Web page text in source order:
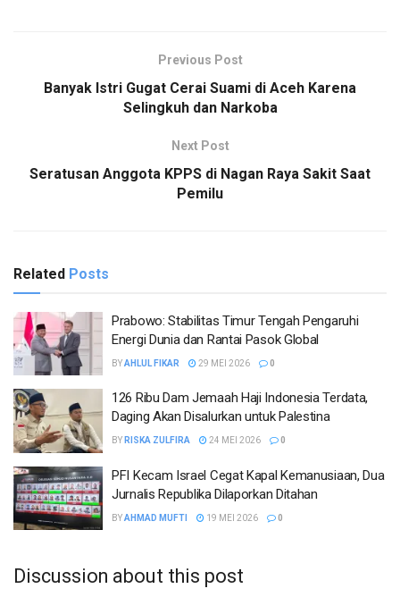
Previous Post
Banyak Istri Gugat Cerai Suami di Aceh Karena
Selingkuh dan Narkoba
Next Post
Seratusan Anggota KPPS di Nagan Raya Sakit Saat
Pemilu
Related Posts
Prabowo: Stabilitas Timur Tengah Pengaruhi
Energi Dunia dan Rantai Pasok Global
BYAHLUL FIKAR 29 MEI 2026 0
126 Ribu Dam Jemaah Haji Indonesia Terdata,
Daging Akan Disalurkan untuk Palestina
BY RISKA ZULFIRA 24 MEI 2026 0
PFI Kecam Israel Cegat Kapal Kemanusiaan, Dua
Jurnalis Republika Dilaporkan Ditahan
BYAHMAD MUFTI 19 MEI 2026 0
Discussion about this post